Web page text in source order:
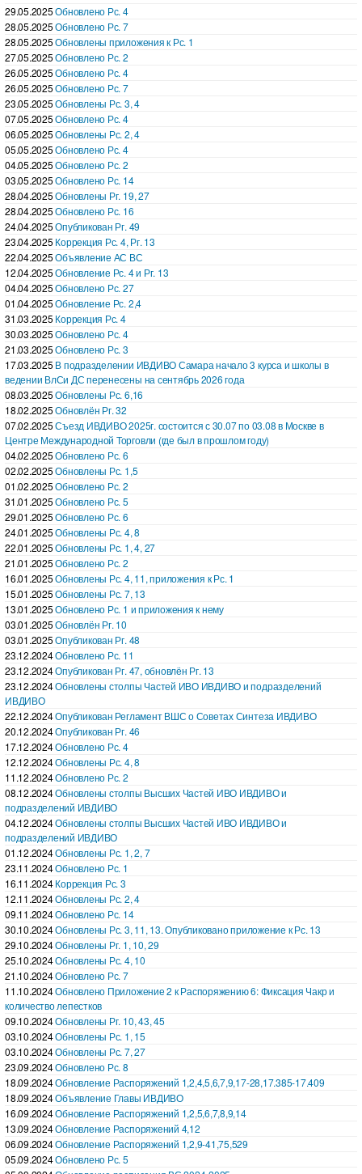
29.05.2025Обновлено Рс. 4
28.05.2025Обновлено Рс. 7
28.05.2025Обновлены приложения к Рс. 1
27.05.2025Обновлено Рс. 2
26.05.2025Обновлено Рс. 4
26.05.2025Обновлено Рс. 7
23.05.2025Обновлены Рс. 3, 4
07.05.2025Обновлено Рс. 4
06.05.2025Обновлены Рс. 2, 4
05.05.2025Обновлено Рс. 4
04.05.2025Обновлено Рс. 2
03.05.2025Обновлено Рс. 14
28.04.2025Обновлены Рг. 19, 27
28.04.2025Обновлено Рс. 16
24.04.2025Опубликован Рг. 49
23.04.2025 Коррекция Рс. 4, Рг. 13
22.04.2025Объявление АС ВС
12.04.2025Обновление Рс. 4 и Рг. 13
04.04.2025Обновлено Рс. 27
01.04.2025Обновление Рс. 2,4
31.03.2025 Коррекция Рс. 4
30.03.2025Обновлено Рс. 4
21.03.2025Обновлено Рс. 3
17.03.2025 В подразделении ИВДИВО Самара начало 3 курса и школы в
ведении ВлСи ДС перенесены на сентябрь 2026 года
08.03.2025Обновлены Рс. 6,16
18.02.2025Обновлён Рг. 32
07.02.2025Съезд ИВДИВО 2025г. состоится с 30.07 по 03.08 в Москве в
Центре Международной Торговли (где был в прошлом году)
04.02.2025Обновлено Рс. 6
02.02.2025Обновлены Рс. 1,5
01.02.2025Обновлено Рс. 2
31.01.2025Обновлено Рс. 5
29.01.2025Обновлено Рс. 6
24.01.2025Обновлены Рс. 4, 8
22.01.2025Обновлены Рс. 1, 4, 27
21.01.2025Обновлено Рс. 2
16.01.2025Обновлены Рс. 4, 11, приложения к Рс. 1
15.01.2025Обновлены Рс. 7, 13
13.01.2025Обновлено Рс. 1 и приложения к нему
03.01.2025Обновлён Рг. 10
03.01.2025Опубликован Рг. 48
23.12.2024Обновлено Рс. 11
23.12.2024Опубликован Рг. 47, обновлён Рг. 13
23.12.2024Обновлены столпы Частей ИВО ИВДИВО и подразделений
ИВДИВО
22.12.2024Опубликован Регламент ВШС о Советах Синтеза ИВДИВО
20.12.2024Опубликован Рг. 46
17.12.2024Обновлено Рс. 4
12.12.2024Обновлены Рс. 4, 8
11.12.2024Обновлено Рс. 2
08.12.2024Обновлены столпы Высших Частей ИВО ИВДИВО и
подразделений ИВДИВО
04.12.2024Обновлены столпы Высших Частей ИВО ИВДИВО и
подразделений ИВДИВО
01.12.2024Обновлены Рс. 1, 2, 7
23.11.2024Обновлено Рс. 1
16.11.2024Коррекция Рс. 3
12.11.2024Обновлены Рс. 2, 4
09.11.2024Обновлено Рс. 14
30.10.2024Обновлены Рс. 3, 11, 13. Опубликовано приложение к Рс. 13
29.10.2024Обновлены Рг. 1, 10, 29
25.10.2024Обновлены Рс. 4, 10
21.10.2024Обновлено Рс. 7
11.10.2024Обновлено Приложение 2 к Распоряжению 6: Фиксация Чакр и
количество лепестков
09.10.2024Обновлены Рг. 10, 43, 45
03.10.2024Обновлены Рс. 1, 15
03.10.2024Обновлены Рс. 7, 27
23.09.2024Обновлено Рс. 8
18.09.2024Обновление Распоряжений 1,2,4,5,6,7,9,17-28,17.385-17.409
18.09.2024Объявление Главы ИВДИВО
16.09.2024Обновление Распоряжений 1,2,5,6,7,8,9,14
13.09.2024Обновление Распоряжений 4,12
06.09.2024Обновление Распоряжений 1,2,9-41,75,529
05.09.2024Обновлено Рс. 5